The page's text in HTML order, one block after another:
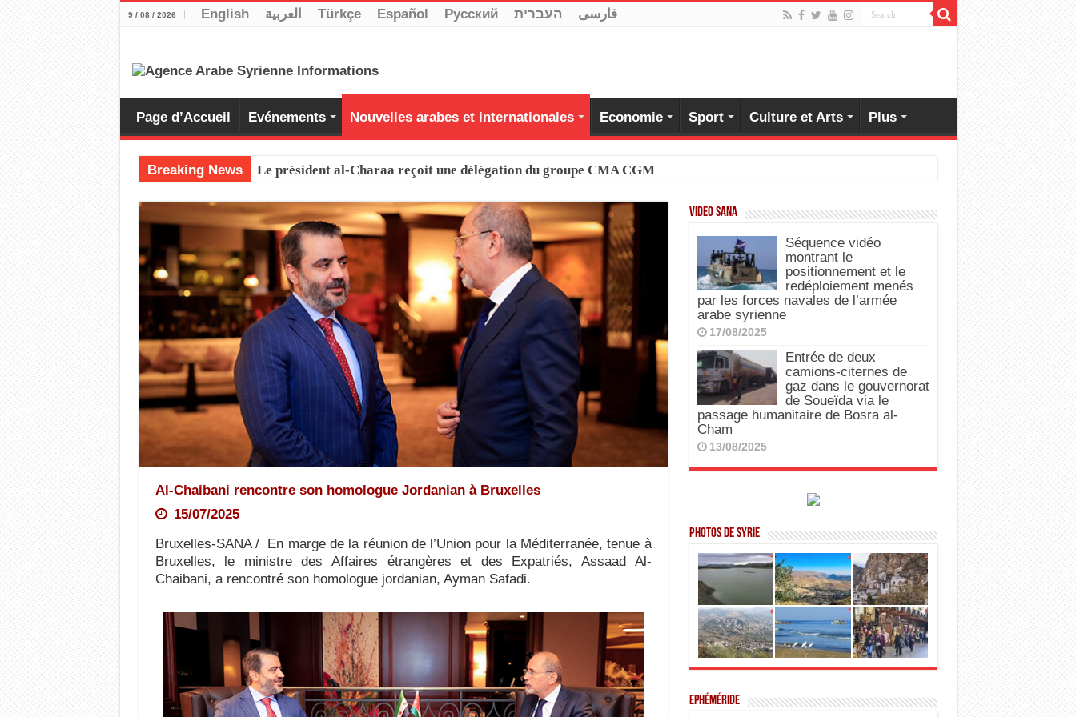
9 / 08 / 2026 English العربية Türkçe Español Pусский העברית فارسی
Page d’Accueil Evénements Nouvelles arabes et internationales Economie Sport Culture et Arts Plus
Breaking News Le président al-Charaa reçoit une délégation du groupe CMA CGM
Al-Chaibani rencontre son homologue Jordanian à Bruxelles
15/07/2025
Bruxelles-SANA / En marge de la réunion de l’Union pour la Méditerranée, tenue à
Bruxelles, le ministre des Affaires étrangères et des Expatriés, Assaad Al-
Chaibani, a rencontré son homologue jordanian, Ayman Safadi.
Video SANA
Séquence vidéo
montrant le
positionnement et le
redéploiement menés
par les forces navales de l’armée
arabe syrienne
17/08/2025
Entrée de deux
camions-citernes de
gaz dans le gouvernorat
de Soueïda via le
passage humanitaire de Bosra al-
Cham
13/08/2025
Photos de Syrie
Ephéméride